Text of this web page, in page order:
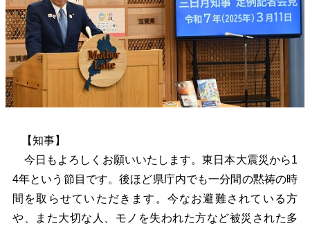
【知事】
今日もよろしくお願いいたします。東日本大震災から1
4年という節目です。後ほど県庁内でも一分間の黙祷の時
間を取らせていただきます。今なお避難されている方
や、また大切な人、モノを失われた方など被災された多